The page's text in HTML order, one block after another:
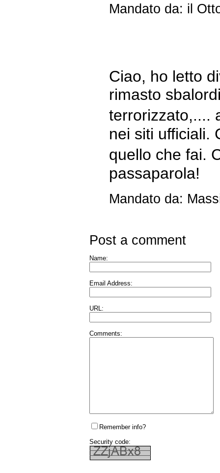
Mandato da: il
Ciao, ho letto
rimasto
terrorizzato,....
nei siti ufficiali.
quello che fai.
passaparola!
Mandato da:
Post a comment
Name:
Email Address:
URL:
Comments:
Remember info?
Security code: